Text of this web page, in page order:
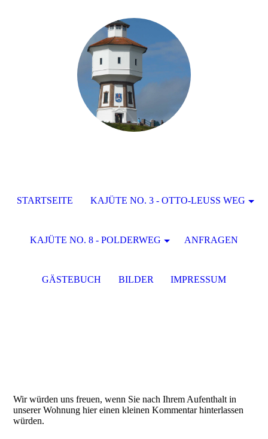
Wir würden uns freuen, wenn Sie nach Ihrem Aufenthalt in
unserer Wohnung hier einen kleinen Kommentar hinterlassen
würden.
STARTSEITE KAJÜTE NO. 3 - OTTO-LEUSS WEG
KAJÜTE NO. 8 - POLDERWEG ANFRAGEN
GÄSTEBUCH BILDER IMPRESSUM